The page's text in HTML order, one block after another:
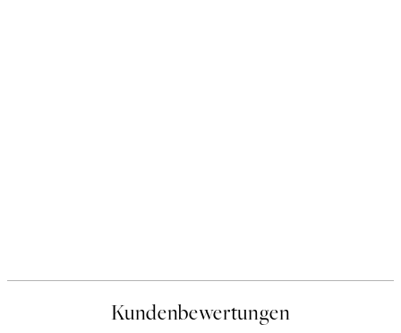
Kundenbewertungen